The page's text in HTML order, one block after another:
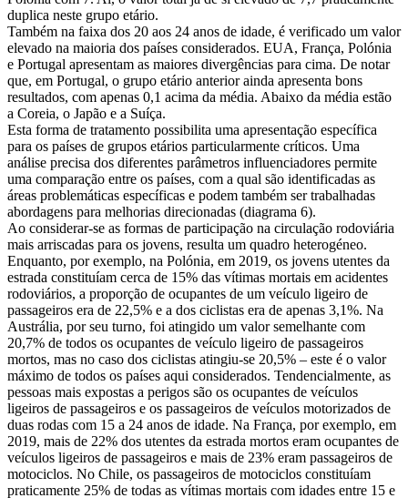
duplica neste grupo etário.
Também na faixa dos 20 aos 24 anos de idade, é verificado um valor
elevado na maioria dos países considerados. EUA, França, Polónia
e Portugal apresentam as maiores divergências para cima. De notar
que, em Portugal, o grupo etário anterior ainda apresenta bons
resultados, com apenas 0,1 acima da média. Abaixo da média estão
a Coreia, o Japão e a Suíça.
Esta forma de tratamento possibilita uma apresentação específica
para os países de grupos etários particularmente críticos. Uma
análise precisa dos diferentes parâmetros influenciadores permite
uma comparação entre os países, com a qual são identificadas as
áreas problemáticas específicas e podem também ser trabalhadas
abordagens para melhorias direcionadas (diagrama 6).
Ao considerar-se as formas de participação na circulação rodoviária
mais arriscadas para os jovens, resulta um quadro heterogéneo.
Enquanto, por exemplo, na Polónia, em 2019, os jovens utentes da
estrada constituíam cerca de 15% das vítimas mortais em acidentes
rodoviários, a proporção de ocupantes de um veículo ligeiro de
passageiros era de 22,5% e a dos ciclistas era de apenas 3,1%. Na
Austrália, por seu turno, foi atingido um valor semelhante com
20,7% de todos os ocupantes de veículo ligeiro de passageiros
mortos, mas no caso dos ciclistas atingiu-se 20,5% – este é o valor
máximo de todos os países aqui considerados. Tendencialmente, as
pessoas mais expostas a perigos são os ocupantes de veículos
ligeiros de passageiros e os passageiros de veículos motorizados de
duas rodas com 15 a 24 anos de idade. Na França, por exemplo, em
2019, mais de 22% dos utentes da estrada mortos eram ocupantes de
veículos ligeiros de passageiros e mais de 23% eram passageiros de
motociclos. No Chile, os passageiros de motociclos constituíam
praticamente 25% de todas as vítimas mortais com idades entre 15 e